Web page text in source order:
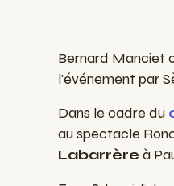
Bernard Manciet
l'événement par
Dans le cadre du
au spectacle
Labarrère à